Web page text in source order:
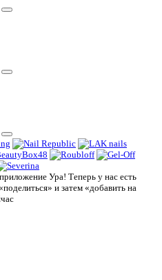
Ура! Теперь у нас есть
и затем «добавить на